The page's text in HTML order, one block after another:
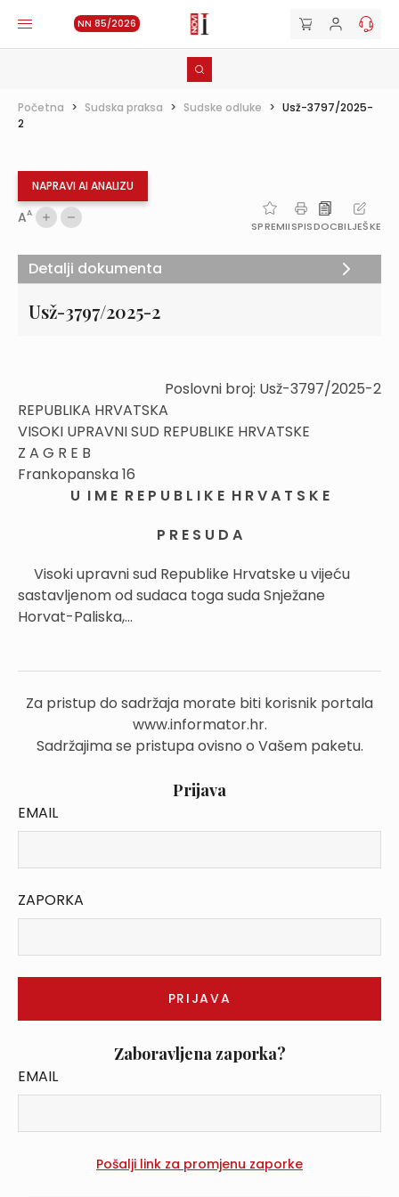
NN 85/2026
Početna > Sudska praksa > Sudske odluke > Usž-3797/2025-
2
NAPRAVI AI ANALIZU
AA
SPREMIISPISDOCBILJEŠKE
Usž-3797/2025-2
Poslovni broj: Usž-3797/2025-2
REPUBLIKA HRVATSKA
VISOKI UPRAVNI SUD REPUBLIKE HRVATSKE
Z A G R E B
Frankopanska 16
U I M E R E P U B L I K E H R V A T S K E
P R E S U D A
Visoki upravni sud Republike Hrvatske u vijeću
sastavljenom od sudaca toga suda Snježane
Horvat-Paliska,...
Za pristup do sadržaja morate biti korisnik portala
www.informator.hr.
Sadržajima se pristupa ovisno o Vašem paketu.
Prijava
EMAIL
ZAPORKA
Zaboravljena zaporka?
EMAIL
Detalji dokumenta